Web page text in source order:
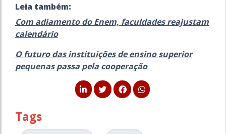
Leia também:
Com adiamento do Enem, faculdades reajustam
calendário
O futuro das instituições de ensino superior
pequenas passa pela cooperação
Tags